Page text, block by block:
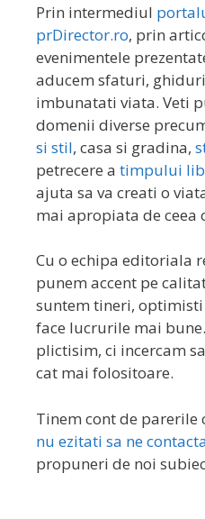
Prin intermediul
prDirector.ro, prin
evenimentele
aducem sfaturi,
imbunatati viata. Veti
domenii diverse
si stil, casa si gradina,
petrecere a timpului
ajuta sa va creati o
mai apropiata de ceea
Cu o echipa editoriala
punem accent pe
suntem tineri,
face lucrurile mai
plictisim, ci incercam
cat mai folositoare.
Tinem cont de
nu ezitati sa ne
propuneri de noi